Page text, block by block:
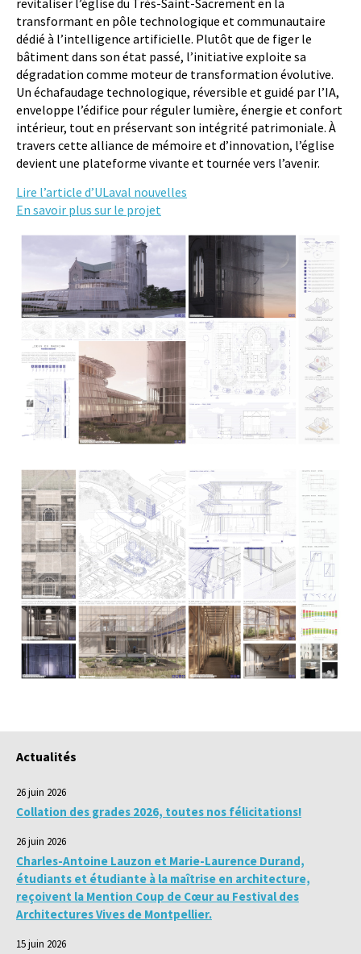
revitaliser l’église du Très-Saint-Sacrement en la
transformant en pôle technologique et communautaire
dédié à l’intelligence artificielle. Plutôt que de figer le
bâtiment dans son état passé, l’initiative exploite sa
dégradation comme moteur de transformation évolutive.
Un échafaudage technologique, réversible et guidé par l’IA,
enveloppe l’édifice pour réguler lumière, énergie et confort
intérieur, tout en préservant son intégrité patrimoniale. À
travers cette alliance de mémoire et d’innovation, l’église
devient une plateforme vivante et tournée vers l’avenir.
Lire l’article d’ULaval nouvelles
En savoir plus sur le projet
Actualités
26 juin 2026
Collation des grades 2026, toutes nos félicitations!
26 juin 2026
Charles-Antoine Lauzon et Marie-Laurence Durand,
étudiants et étudiante à la maîtrise en architecture,
reçoivent la Mention Coup de Cœur au Festival des
Architectures Vives de Montpellier.
15 juin 2026